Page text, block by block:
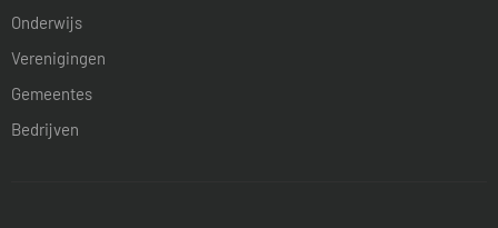
Onderwijs
Verenigingen
Gemeentes
Bedrijven